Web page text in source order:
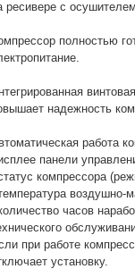
ресивере с
полностью
надежность
работа
панели
компрессора
воздушно-
часов
при работе
установку.